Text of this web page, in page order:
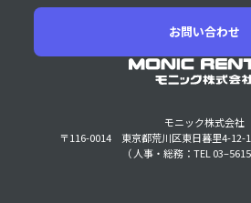
モニック株式会社
〒116-0014 東京都荒川区東日暮里4-12-1
（ 人事・総務：TEL
お問い合わせ